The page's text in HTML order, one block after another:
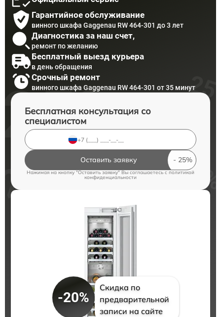
Гарантийное обслуживание
винного шкафа Gaggenau RW 464-301 до 3 лет
Диагностика за наш счет,
ремонт по желанию
Бесплатный выезд курьера
в день обращения
Срочный ремонт
винного шкафа Gaggenau RW 464-301 от 35 минут
Бесплатная консультация со
специалистом
Оставить заявку
Нажимая на кнопку "Оставить заявку" Вы соглашаетесь c политикой
конфиденциальности
-20%
Скидка по
предварительной
записи на сайте